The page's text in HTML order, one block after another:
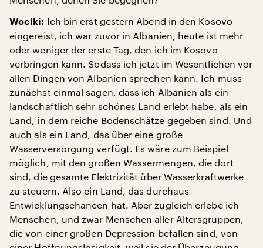
Woelki: Ich bin erst gestern Abend in den Kosovo
eingereist, ich war zuvor in Albanien, heute ist mehr
oder weniger der erste Tag, den ich im Kosovo
verbringen kann. Sodass ich jetzt im Wesentlichen vor
allen Dingen von Albanien sprechen kann. Ich muss
zunächst einmal sagen, dass ich Albanien als ein
landschaftlich sehr schönes Land erlebt habe, als ein
Land, in dem reiche Bodenschätze gegeben sind. Und
auch als ein Land, das über eine große
Wasserversorgung verfügt. Es wäre zum Beispiel
möglich, mit den großen Wassermengen, die dort
sind, die gesamte Elektrizität über Wasserkraftwerke
zu steuern. Also ein Land, das durchaus
Entwicklungschancen hat. Aber zugleich erlebe ich
Menschen, und zwar Menschen aller Altersgruppen,
die von einer großen Depression befallen sind, von